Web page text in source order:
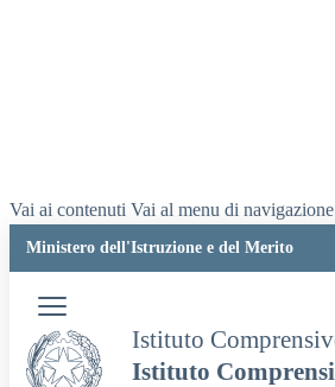
Vai ai contenuti Vai al menu di navigazione
Ministero dell'Istruzione e del Merito
Istituto
Istituto